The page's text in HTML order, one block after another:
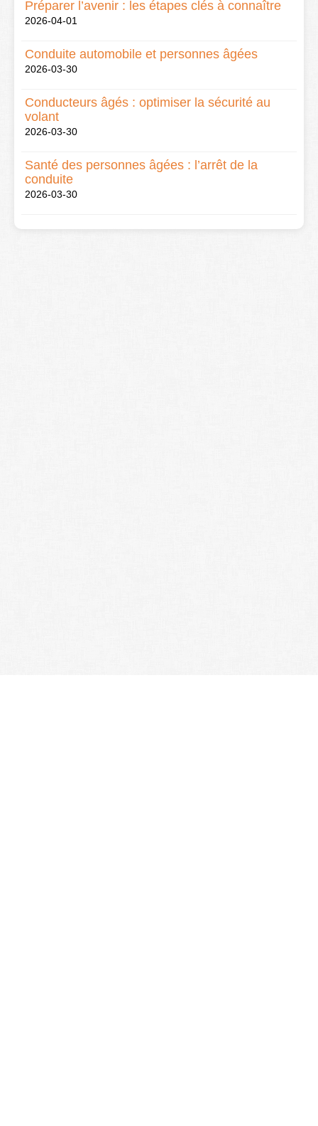
Préparer l’avenir : les étapes clés à connaître
2026-04-01
Conduite automobile et personnes âgées
2026-03-30
Conducteurs âgés : optimiser la sécurité au
volant
2026-03-30
Santé des personnes âgées : l’arrêt de la
conduite
2026-03-30